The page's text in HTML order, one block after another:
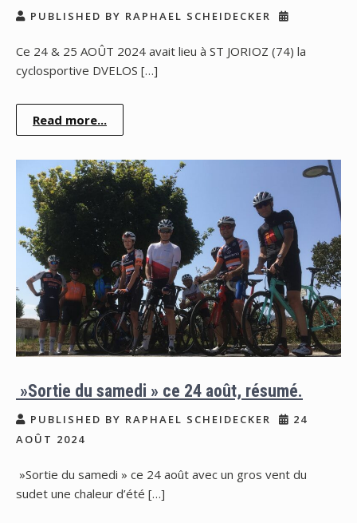
PUBLISHED BY RAPHAEL SCHEIDECKER
Ce 24 & 25 AOÛT 2024 avait lieu à ST JORIOZ (74) la
cyclosportive DVELOS […]
Read more...
»Sortie du samedi » ce 24 août, résumé.
PUBLISHED BY RAPHAEL SCHEIDECKER
24
AOÛT 2024
»Sortie du samedi » ce 24 août avec un gros vent du
sudet une chaleur d’été […]